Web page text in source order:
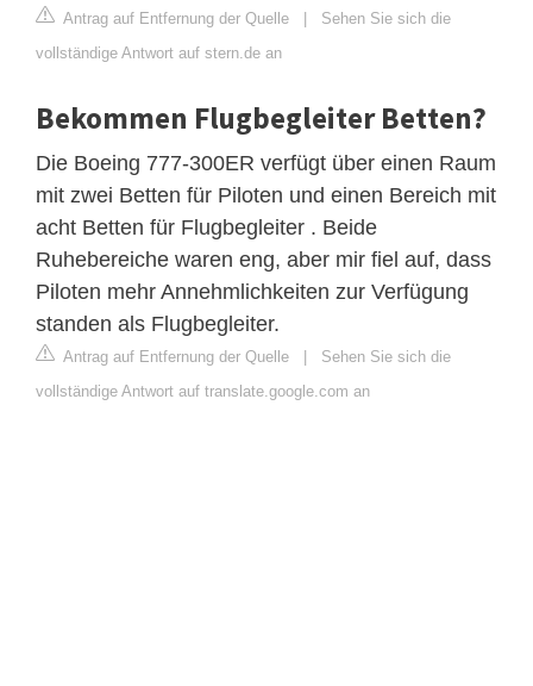
Antrag auf Entfernung der Quelle
Sehen Sie sich die
vollständige Antwort auf stern.de an
Bekommen Flugbegleiter Betten?
Die Boeing 777-300ER verfügt über einen Raum
mit zwei Betten für Piloten und einen Bereich mit
acht Betten für Flugbegleiter . Beide
Ruhebereiche waren eng, aber mir fiel auf, dass
Piloten mehr Annehmlichkeiten zur Verfügung
standen als Flugbegleiter.
Antrag auf Entfernung der Quelle
Sehen Sie sich die
vollständige Antwort auf translate.google.com an